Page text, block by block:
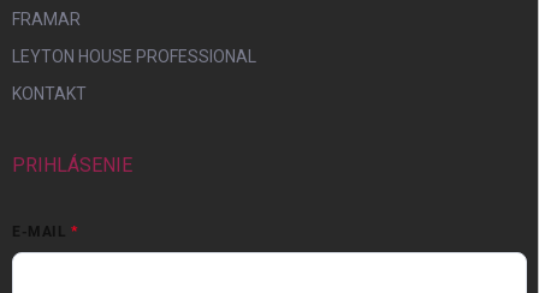
FRAMAR
LEYTON HOUSE PROFESSIONAL
KONTAKT
PRIHLÁSENIE
E-MAIL